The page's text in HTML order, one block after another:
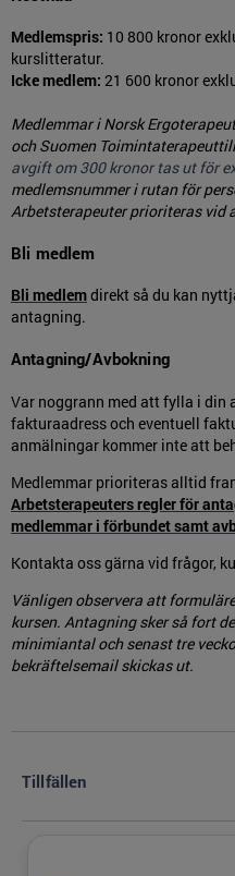
Medlemspris: 10 800 kronor
kurslitteratur.
Icke medlem: 21 600 kronor
Medlemmar i Norsk
och Suomen
avgift om 300 kronor tas ut för
medlemsnummer i rutan för
Arbetsterapeuter prioriteras vid
Bli medlem
Bli medlemdirekt så du kan
antagning.
Antagning/Avbokning
Var noggrann med att fylla i din
fakturaadress och eventuell
anmälningar kommer inte att
Medlemmar prioriteras alltid
Arbetsterapeuters regler för
medlemmar i förbundet samt
Kontakta oss gärna vid frågor,
Vänligen observera att
kursen. Antagning sker så fort
minimiantal och senast tre
bekräftelsemail skickas ut.
Tillfällen